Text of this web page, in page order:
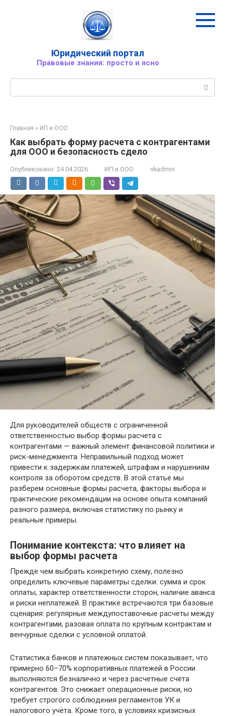
Юридический портал
Правовые знания: просто и ясно
Главная » ИП и ООО
Как выбрать форму расчета с контрагентами
для ООО и безопасность сдело
Опубликовано: 24.04.2026 ИП и ООО nkadmin
Для руководителей обществ с ограниченной
ответственностью выбор формы расчета с
контрагентами — важный элемент финансовой политики и
риск-менеджмента. Неправильный подход может
привести к задержкам платежей, штрафам и нарушениям
контроля за оборотом средств. В этой статье мы
разберем основные формы расчета, факторы выбора и
практические рекомендации на основе опыта компаний
разного размера, включая статистику по рынку и
реальные примеры.
Понимание контекста: что влияет на
выбор формы расчета
Прежде чем выбрать конкретную схему, полезно
определить ключевые параметры сделки: сумма и срок
оплаты, характер ответственности сторон, наличие аванса
и риски неплатежей. В практике встречаются три базовые
сценария: регулярные междупоставочные расчеты между
контрагентами, разовая оплата по крупным контрактам и
венчурные сделки с условной оплатой.
Статистика банков и платежных систем показывает, что
примерно 60–70% корпоративных платежей в России
выполняются безналично и через расчетные счета
контрагентов. Это снижает операционные риски, но
требует строгого соблюдения регламентов УК и
налогового учёта. Кроме того, в условиях кризисных